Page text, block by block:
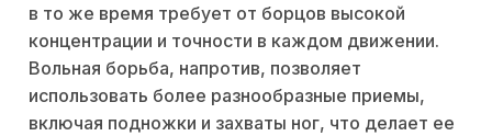
в то же время требует от борцов высокой
концентрации и точности в каждом движении.
Вольная борьба, напротив, позволяет
использовать более разнообразные приемы,
включая подножки и захваты ног, что делает ее